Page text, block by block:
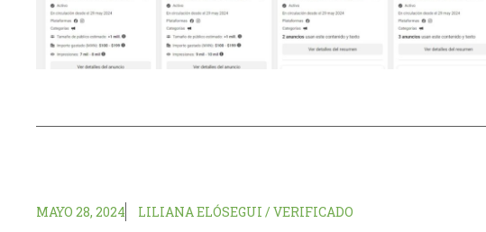
MAYO 28, 2024 LILIANA ELÓSEGUI / VERIFICADO